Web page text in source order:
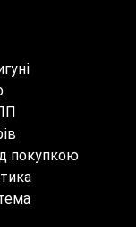
покупкою